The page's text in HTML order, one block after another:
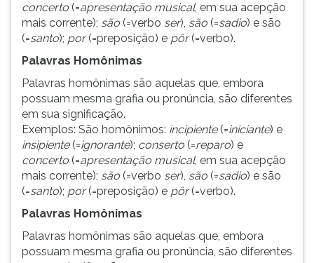
concerto (=apresentação musical, em sua acepção
mais corrente); são (=verbo ser), são (=sadio) e são
(=santo); por(=preposição) e pôr(=verbo).
Palavras Homônimas
Palavras homônimas são aquelas que, embora
possuam mesma grafia ou pronúncia, são diferentes
em sua significação.
Exemplos: São homônimos: incipiente (=iniciante) e
insipiente (=ignorante); conserto (=reparo) e
concerto (=apresentação musical, em sua acepção
mais corrente); são (=verbo ser), são (=sadio) e são
(=santo); por(=preposição) e pôr(=verbo).
Palavras Homônimas
Palavras homônimas são aquelas que, embora
possuam mesma grafia ou pronúncia, são diferentes